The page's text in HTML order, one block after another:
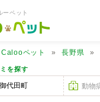
ーペット
Calooペット 長野県
を探す